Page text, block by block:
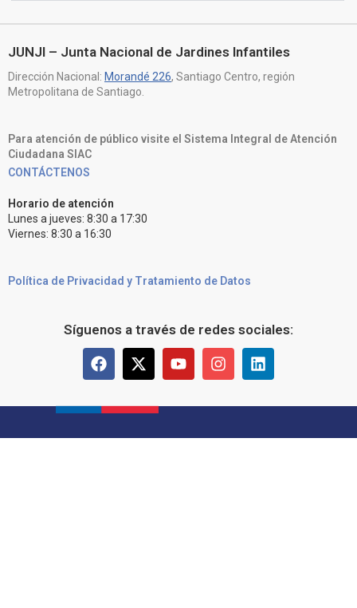
JUNJI – Junta Nacional de Jardines Infantiles
Dirección Nacional: Morandé 226, Santiago Centro, región
Metropolitana de Santiago.
Para atención de público visite el Sistema Integral de Atención
Ciudadana SIAC
CONTÁCTENOS
Horario de atención
Lunes a jueves: 8:30 a 17:30
Viernes: 8:30 a 16:30
Política de Privacidad y Tratamiento de Datos
Síguenos a través de redes sociales: